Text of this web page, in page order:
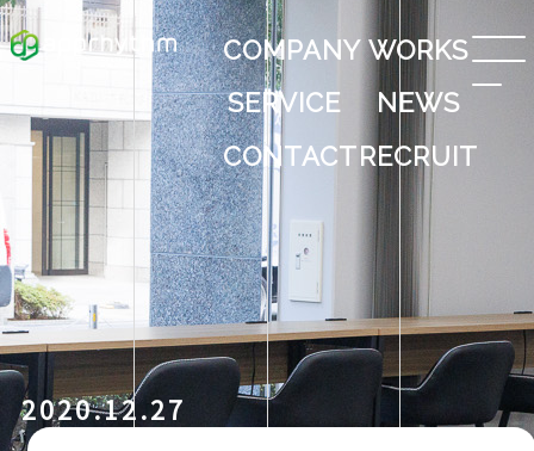
COMPANY WORKS
SERVICE
NEWS
CONTACTRECRUIT
2020.12.27